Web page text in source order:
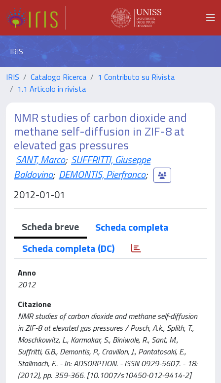
IRIS
IRIS Catalogo Ricerca
1 Contributo su Rivista
1.1 Articolo in rivista
NMR studies of carbon dioxide and
methane self-diffusion in ZIF-8 at
elevated gas pressures
SANT, Marco; SUFFRITTI, Giuseppe
Baldovino; DEMONTIS, Pierfranco;
2012-01-01
Scheda breve
Scheda completa
Scheda completa (DC)
Anno
2012
Citazione
NMR studies of carbon dioxide and methane self-diffusion
in ZIF-8 at elevated gas pressures / Pusch, A.k., Splith, T.,
Moschkowitz, L., Karmakar, S., Biniwale, R., Sant, M.,
Suffritti, G.B., Demontis, P., Cravillon, J., Pantatosaki, E.,
Stallmach, F.. - In: ADSORPTION. - ISSN 0929-5607. - 18:
(2012), pp. 359-366. [10.1007/s10450-012-9414-2]